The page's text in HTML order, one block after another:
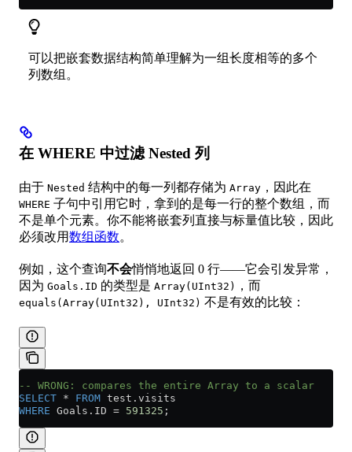
可以把嵌套数据结构简单理解为一组长度相等的多个
列数组。
在 WHERE 中过滤 Nested 列
由于 Nested 结构中的每一列都存储为 Array ，因此在
WHERE 子句中引用它时，拿到的是每一行的整个数组，而
不是单个元素。你不能将嵌套列直接与标量值比较，因此
必须改用数组函数。
例如，这个查询不会悄悄地返回 0 行——它会引发异常，
因为 Goals.ID 的类型是 Array(UInt32) ，而
equals(Array(UInt32), UInt32) 不是有效的比较：
-- WRONG: compares the entire Array to a scalar
SELECT * FROM test . visits
WHERE Goals . ID = 591325 ;